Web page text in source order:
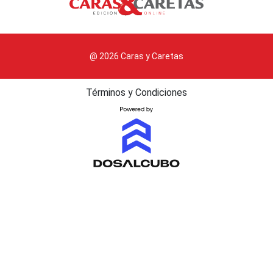
@ 2026 Caras y Caretas
Términos y Condiciones